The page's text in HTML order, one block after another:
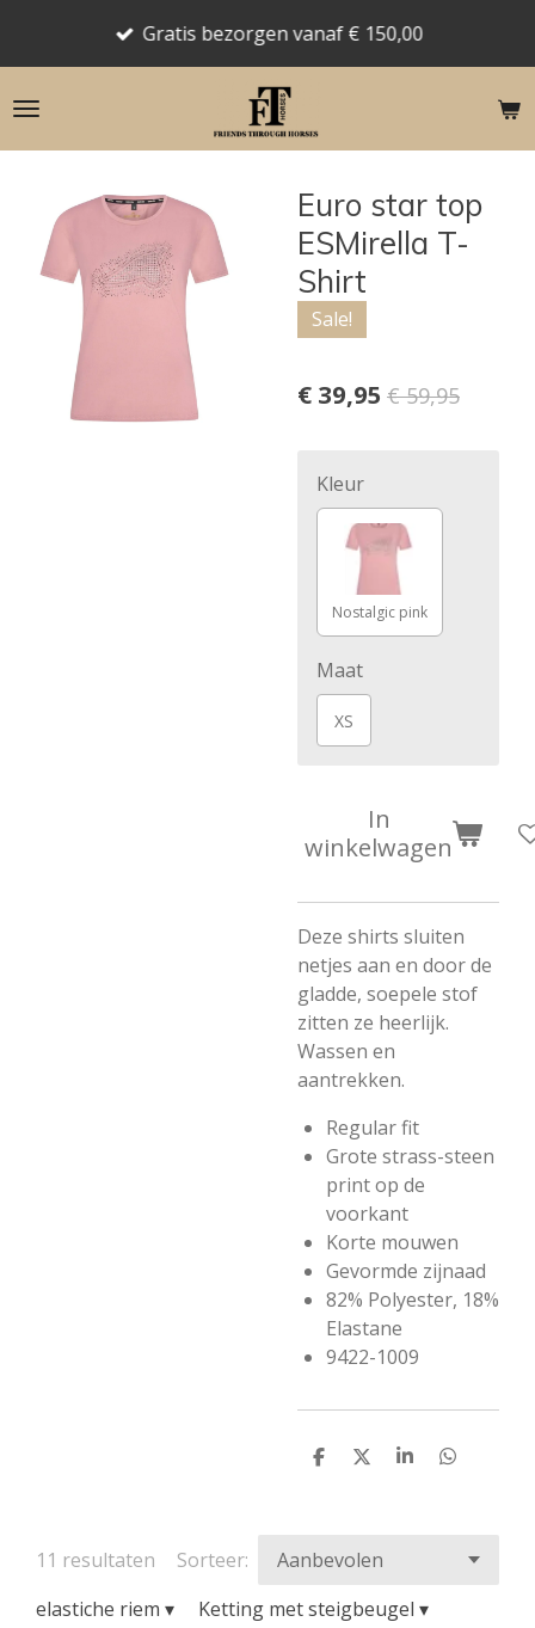
de
Gratis bezorgen vanaf € 150,00
Euro star top
ESMirella T-
Shirt
Sale!
€ 39,95 € 59,95
Kleur
Nostalgic pink
Maat
XS
In
winkelwagen
Deze shirts sluiten
netjes aan en door de
gladde, soepele stof
zitten ze heerlijk.
Wassen en
aantrekken.
Regular fit
Grote strass-steen
print op de
voorkant
Korte mouwen
Gevormde zijnaad
82% Polyester, 18%
Elastane
9422-1009
D
D
S
D
11 resultaten
Sorteer:
elastiche riem ▾ Ketting met steigbeugel ▾